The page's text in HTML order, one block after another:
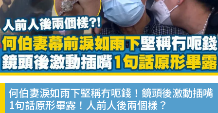
何伯妻淚如雨下堅稱冇呃錢！鏡頭後激動插嘴
1句話原形畢露！人前人後兩個樣？